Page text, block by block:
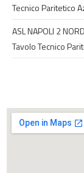
Tecnico Paritetico
ASL NAPOLI 2
Tavolo Tecnico